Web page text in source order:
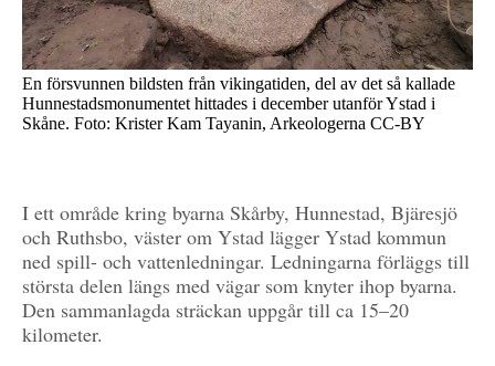
En försvunnen bildsten från vikingatiden, del av det så kallade
Hunnestadsmonumentet hittades i december utanför Ystad i
Skåne. Foto: Krister Kam Tayanin, Arkeologerna CC-BY
I ett område kring byarna Skårby, Hunnestad, Bjäresjö
och Ruthsbo, väster om Ystad lägger Ystad kommun
ned spill- och vattenledningar. Ledningarna förläggs till
största delen längs med vägar som knyter ihop byarna.
Den sammanlagda sträckan uppgår till ca 15–20
kilometer.